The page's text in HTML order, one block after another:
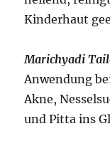
Kinderhaut
Marichyadi
Anwendung
Akne,
und Pitta ins